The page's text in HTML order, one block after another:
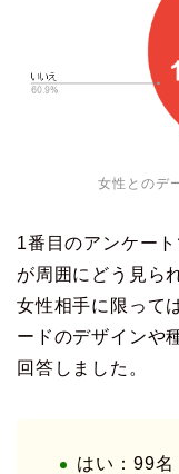
女性とのデ
1番目のアンケー
が周囲にどう見ら
女性相手に限って
ードのデザインや
回答しました。
はい：99名